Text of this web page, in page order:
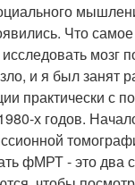
Что
мозг
и я был занят
практически с
х годов.
фМРТ - это два